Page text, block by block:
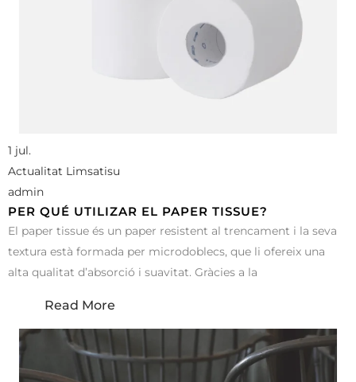
1 jul.
Actualitat Limsatisu
admin
PER QUÉ UTILIZAR EL PAPER TISSUE?
El paper tissue és un paper resistent al trencament i la seva
textura està formada per microdoblecs, que li ofereix una
alta qualitat d’absorció i suavitat. Gràcies a la
Read More